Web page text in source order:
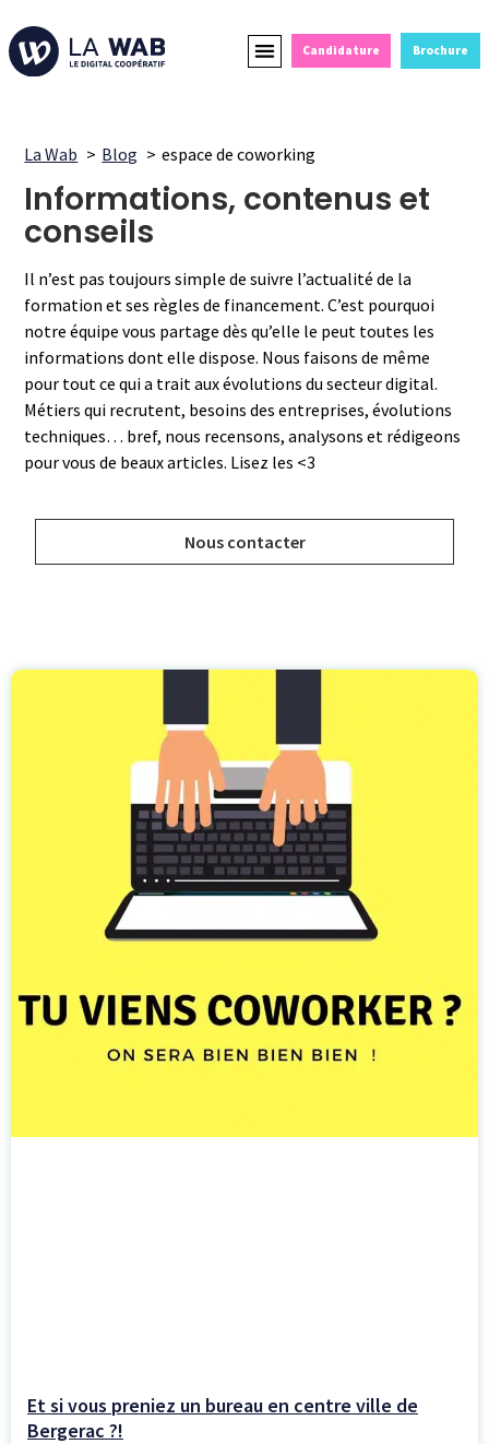
Candidature Brochure
La Wab Blog espace de coworking
Informations, contenus et
conseils
Il n’est pas toujours simple de suivre l’actualité de la
formation et ses règles de financement. C’est pourquoi
notre équipe vous partage dès qu’elle le peut toutes les
informations dont elle dispose. Nous faisons de même
pour tout ce qui a trait aux évolutions du secteur digital.
Métiers qui recrutent, besoins des entreprises, évolutions
techniques… bref, nous recensons, analysons et rédigeons
pour vous de beaux articles. Lisez les <3
Nous contacter
Et si vous preniez un bureau en centre ville de
Bergerac ?!